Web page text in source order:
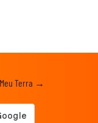
Terra →